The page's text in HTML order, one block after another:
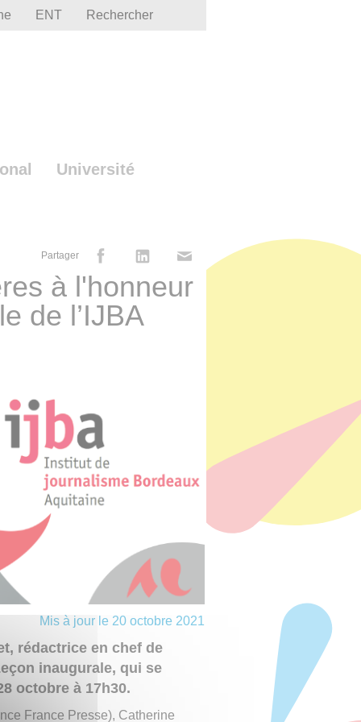
ENT Rechercher
Université
Partager
à l'honneur
de l’IJBA
Mis à jour le 20 octobre 2021
rédactrice en chef de
inaugurale, qui se
octobre à 17h30.
France Presse), Catherine